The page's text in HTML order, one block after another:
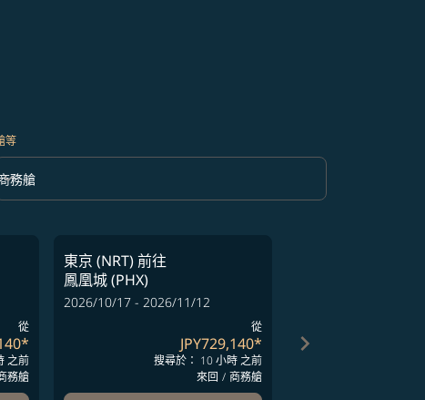
等
等 option 商務艙 Selected
務艙
從
*
之前
務艙
東京 (NRT)前往
鳳凰城 (PHX)
2026/10/17 - 2026/11/12
從
JPY729,140*
搜尋於： 10 小時 之前
來回 / 商務艙
keyboard_arrow_right